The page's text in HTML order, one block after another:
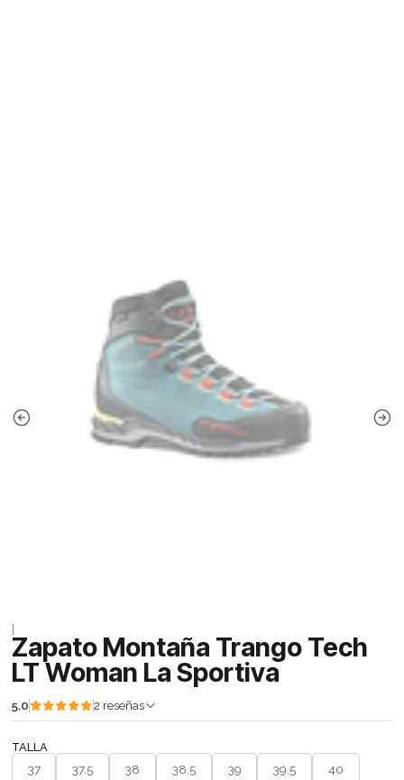
Zapato Montaña Trango Tech
LT Woman La Sportiva
5.0 2 reseñas
TALLA
37 37.5 38 38.5 39 39.5 40